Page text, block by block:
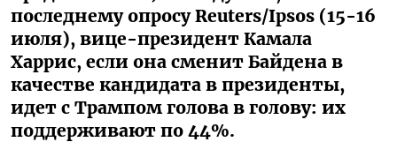
последнему опросу Reuters/Ipsos (15-16
июля), вице-президент Камала
Харрис, если она сменит Байдена в
качестве кандидата в президенты,
идет с Трампом голова в голову: их
поддерживают по 44%.